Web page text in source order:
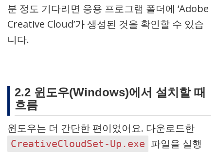
분 정도 기다리면 응용 프로그램 폴더에 ‘Adobe
Creative Cloud’가 생성된 것을 확인할 수 있습
니다.
2.2 윈도우(Windows)에서 설치할 때
흐름
윈도우는 더 간단한 편이었어요. 다운로드한
CreativeCloudSet-Up.exe 파일을 실행